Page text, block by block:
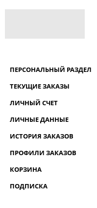
ПЕРСОНАЛЬНЫЙ РАЗДЕЛ
ТЕКУЩИЕ ЗАКАЗЫ
ЛИЧНЫЙ СЧЕТ
ЛИЧНЫЕ ДАННЫЕ
ИСТОРИЯ ЗАКАЗОВ
ПРОФИЛИ ЗАКАЗОВ
КОРЗИНА
ПОДПИСКА